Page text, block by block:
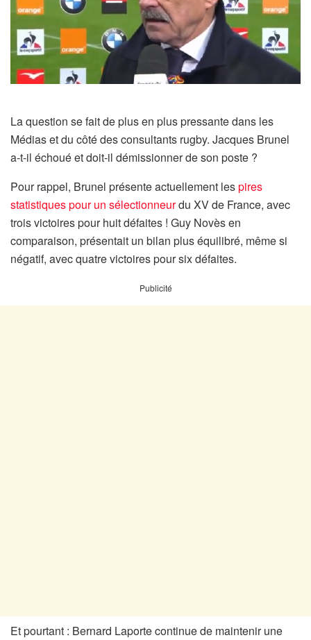
La question se fait de plus en plus pressante dans les
Médias et du côté des consultants rugby. Jacques Brunel
a-t-il échoué et doit-il démissionner de son poste ?
Pour rappel, Brunel présente actuellement lespires
statistiques pour un sélectionneurdu XV de France, avec
trois victoires pour huit défaites ! Guy Novès en
comparaison, présentait un bilan plus équilibré, même si
négatif, avec quatre victoires pour six défaites.
Publicité
Et pourtant : Bernard Laporte continue de maintenir une